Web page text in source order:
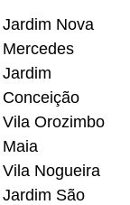
Jardim Nova
Mercedes
Jardim
Conceição
Vila Orozimbo
Maia
Vila Nogueira
Jardim São